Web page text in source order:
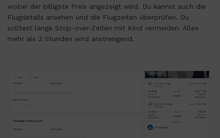
wobei der billigste Preis angezeigt wird. Du kannst auch die
Flugdetails ansehen und die Flugzeiten überprüfen. Du
solltest lange Stop-over-Zeiten mit Kind vermeiden. Alles
mehr als 3 Stunden wird anstrengend.